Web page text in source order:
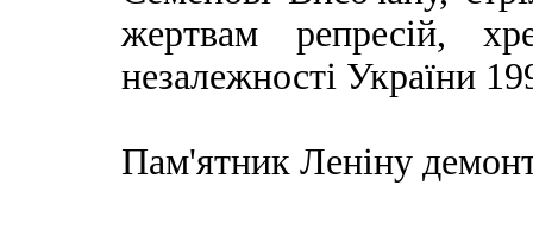
жертвам репресій,
незалежності України
Пам'ятник Леніну